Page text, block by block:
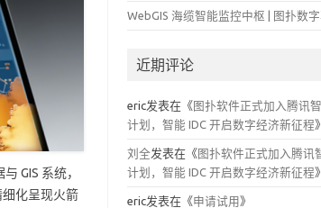
GIS 系统，
化呈现火箭
WebGIS 海缆智能监控中枢 | 图扑数
近期评论
eric发表在《 图扑软件正式加入腾讯
计划，智能 IDC 开启数字经济新征程》
刘全发表在《 图扑软件正式加入腾讯
计划，智能 IDC 开启数字经济新征程》
eric发表在《申请试用 》